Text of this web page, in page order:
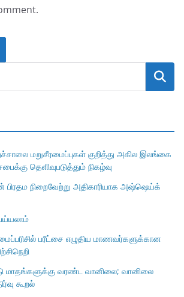
Search
மறுசீரமைப்புகள் குறித்து அகில இலங்கை
தெளிவுபடுத்தும் நிகழ்வு
பிரதம நிறைவேற்று அதிகாரியாக அஷ்ஷெய்க்
பரீட்சை எழுதிய மாணவர்களுக்கான
மாதங்களுக்கு வரண்ட வானிலை; வானிலை
கூறல்